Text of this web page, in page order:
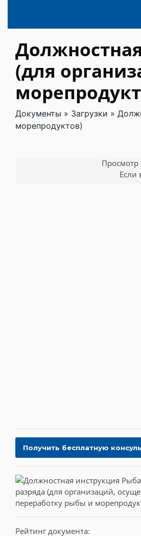
(для
Документы » Загрузки »
морепродуктов)
Просмотр
Если
Рейтинг документа: